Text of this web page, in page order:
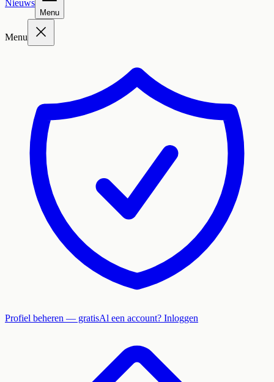
Nieuws
Menu
Menu
Profiel beheren — gratisAl een account? Inloggen